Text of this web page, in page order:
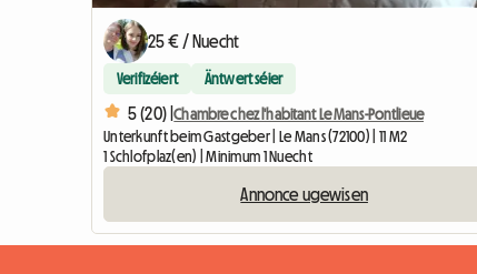
25 € / Nuecht
Verifizéiert Äntwert séier
5 (20) |Chambre chez l'habitant Le Mans-Pontlieue
Unterkunft beim Gastgeber | Le Mans (72100) | 11 M2
1 Schlofplaz(en) | Minimum 1 Nuecht
Annonce ugewisen